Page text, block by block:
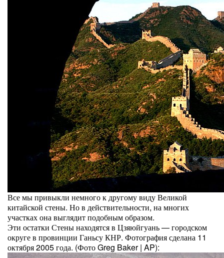
Все мы привыкли немного к другому виду Великой
китайской стены. Но в действительности, на многих
участках она выглядит подобным образом.
Эти остатки Стены находятся в Цзяюйгуань — городском
округе в провинции Ганьсу КНР. Фотография сделана 11
октября 2005 года. (Фото Greg Baker | AP):